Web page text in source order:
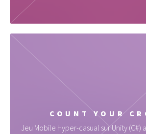
COUNT YOUR
Jeu Mobile Hyper-casual sur Unity (C#)